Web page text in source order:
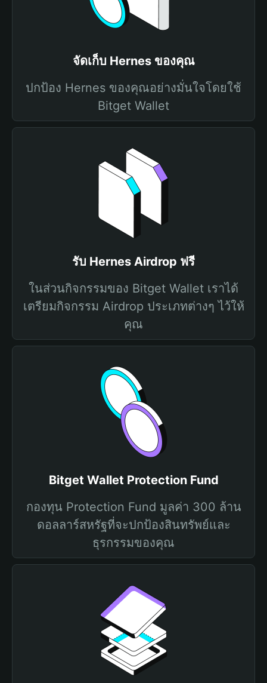
จัดเก็บ Hernes ของคุณ
ปกป้อง Hernes ของคุณอย่างมั่นใจโดยใช้
Bitget Wallet
รับ Hernes Airdrop ฟรี
ในส่วนกิจกรรมของ Bitget Wallet เราได้
เตรียมกิจกรรม Airdrop ประเภทต่างๆ ไว้ให้
คุณ
Bitget Wallet Protection Fund
กองทุน Protection Fund มูลค่า 300 ล้าน
ดอลลาร์สหรัฐที่จะปกป้องสินทรัพย์และ
ธุรกรรมของคุณ